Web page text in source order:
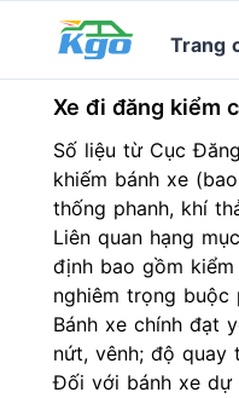
Trang
Xe đi đăng kiểm
Số liệu từ Cục
khiếm bánh xe
thống phanh, khí
Liên quan hạng
định bao gồm
nghiêm trọng buộc
Bánh xe chính đạt
nứt, vênh; độ quay
Đối với bánh xe dự